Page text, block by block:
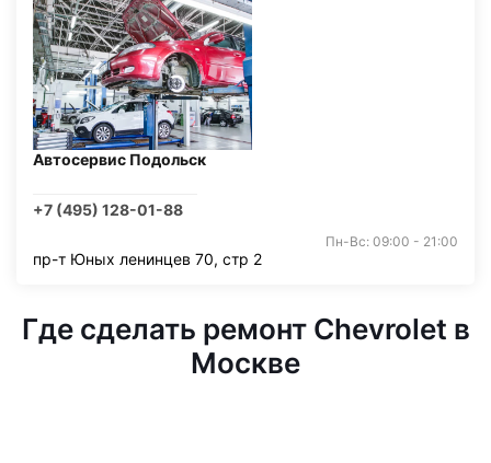
Автосервис Подольск
+7 (495) 128-01-88
Пн-Вс: 09:00 - 21:00
пр-т Юных ленинцев 70, стр 2
Где сделать ремонт Chevrolet в
Москве